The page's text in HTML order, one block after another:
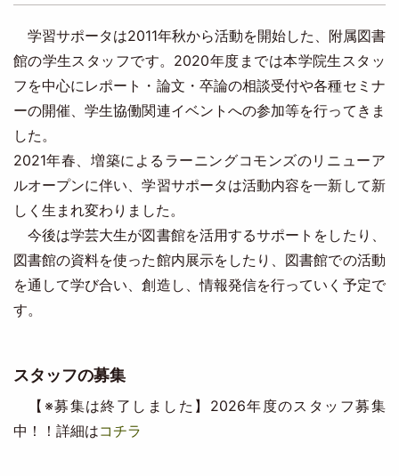
学習サポータは2011年秋から活動を開始した、附属図書
館の学生スタッフです。2020年度までは本学院生スタッ
フを中心にレポート・論文・卒論の相談受付や各種セミナ
ーの開催、学生協働関連イベントへの参加等を行ってきま
した。
2021年春、増築によるラーニングコモンズのリニューア
ルオープンに伴い、学習サポータは活動内容を一新して新
しく生まれ変わりました。
今後は学芸大生が図書館を活用するサポートをしたり、
図書館の資料を使った館内展示をしたり、図書館での活動
を通して学び合い、創造し、情報発信を行っていく予定で
す。
スタッフの募集
【※募集は終了しました】2026年度のスタッフ募集
中！！詳細はコチラ